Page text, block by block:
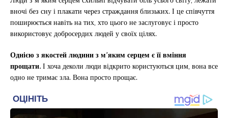
вночі без сну і плакати через страждання близьких. І це співчуття
поширюється навіть на тих, хто цього не заслуговує і просто
використовує добросердих людей у своїх цілях.
Однією з якостей людини з м’яким серцем є її вміння
прощати.І хоча деколи люди відкрито користуються цим, вона все
одно не тримає зла. Вона просто прощає.